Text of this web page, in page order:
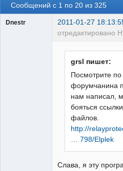
Сообщений с 1 по 20 из 325
Dnestr 2011-01-27
отредактировано
grsl пишет:
Посмотрите
форумчанина
нам написал,
бояться
файлов.
http://
… 798/Elplek
Слава, я эту